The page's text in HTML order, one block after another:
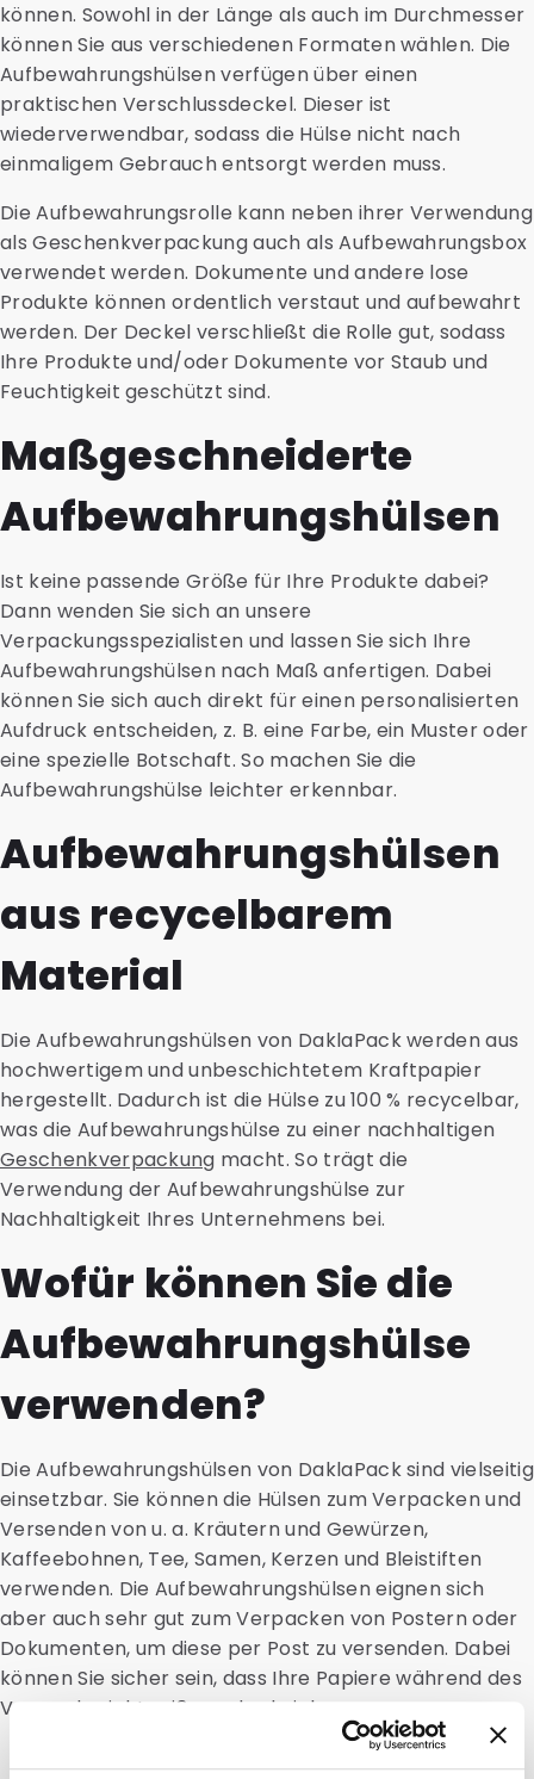
können. Sowohl in der Länge als auch im Durchmesser
können Sie aus verschiedenen Formaten wählen. Die
Aufbewahrungshülsen verfügen über einen
praktischen Verschlussdeckel. Dieser ist
wiederverwendbar, sodass die Hülse nicht nach
einmaligem Gebrauch entsorgt werden muss.
Die Aufbewahrungsrolle kann neben ihrer Verwendung
als Geschenkverpackung auch als Aufbewahrungsbox
verwendet werden. Dokumente und andere lose
Produkte können ordentlich verstaut und aufbewahrt
werden. Der Deckel verschließt die Rolle gut, sodass
Ihre Produkte und/oder Dokumente vor Staub und
Feuchtigkeit geschützt sind.
Maßgeschneiderte
Aufbewahrungshülsen
Ist keine passende Größe für Ihre Produkte dabei?
Dann wenden Sie sich an unsere
Verpackungsspezialisten und lassen Sie sich Ihre
Aufbewahrungshülsen nach Maß anfertigen. Dabei
können Sie sich auch direkt für einen personalisierten
Aufdruck entscheiden, z. B. eine Farbe, ein Muster oder
eine spezielle Botschaft. So machen Sie die
Aufbewahrungshülse leichter erkennbar.
Aufbewahrungshülsen
aus recycelbarem
Material
Die Aufbewahrungshülsen von DaklaPack werden aus
hochwertigem und unbeschichtetem Kraftpapier
hergestellt. Dadurch ist die Hülse zu 100 % recycelbar,
was die Aufbewahrungshülse zu einer nachhaltigen
Geschenkverpackung macht. So trägt die
Verwendung der Aufbewahrungshülse zur
Nachhaltigkeit Ihres Unternehmens bei.
Wofür können Sie die
Aufbewahrungshülse
verwenden?
Die Aufbewahrungshülsen von DaklaPack sind vielseitig
einsetzbar. Sie können die Hülsen zum Verpacken und
Versenden von u. a. Kräutern und Gewürzen,
Kaffeebohnen, Tee, Samen, Kerzen und Bleistiften
verwenden. Die Aufbewahrungshülsen eignen sich
aber auch sehr gut zum Verpacken von Postern oder
Dokumenten, um diese per Post zu versenden. Dabei
können Sie sicher sein, dass Ihre Papiere während des
Versands nicht reißen oder knicken.